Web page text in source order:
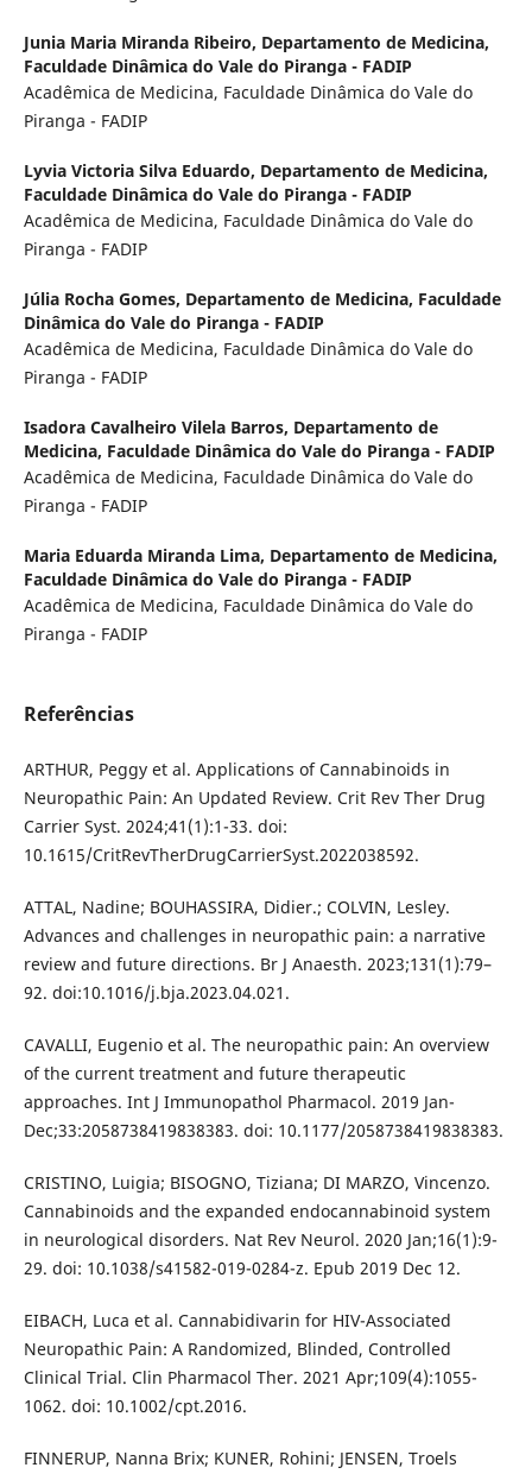
Junia Maria Miranda Ribeiro, Departamento de Medicina,
Faculdade Dinâmica do Vale do Piranga - FADIP
Acadêmica de Medicina, Faculdade Dinâmica do Vale do
Piranga - FADIP
Lyvia Victoria Silva Eduardo, Departamento de Medicina,
Faculdade Dinâmica do Vale do Piranga - FADIP
Acadêmica de Medicina, Faculdade Dinâmica do Vale do
Piranga - FADIP
Júlia Rocha Gomes, Departamento de Medicina, Faculdade
Dinâmica do Vale do Piranga - FADIP
Acadêmica de Medicina, Faculdade Dinâmica do Vale do
Piranga - FADIP
Isadora Cavalheiro Vilela Barros, Departamento de
Medicina, Faculdade Dinâmica do Vale do Piranga - FADIP
Acadêmica de Medicina, Faculdade Dinâmica do Vale do
Piranga - FADIP
Maria Eduarda Miranda Lima, Departamento de Medicina,
Faculdade Dinâmica do Vale do Piranga - FADIP
Acadêmica de Medicina, Faculdade Dinâmica do Vale do
Piranga - FADIP
Referências
ARTHUR, Peggy et al. Applications of Cannabinoids in
Neuropathic Pain: An Updated Review. Crit Rev Ther Drug
Carrier Syst. 2024;41(1):1-33. doi:
10.1615/CritRevTherDrugCarrierSyst.2022038592.
ATTAL, Nadine; BOUHASSIRA, Didier.; COLVIN, Lesley.
Advances and challenges in neuropathic pain: a narrative
review and future directions. Br J Anaesth. 2023;131(1):79–
92. doi:10.1016/j.bja.2023.04.021.
CAVALLI, Eugenio et al. The neuropathic pain: An overview
of the current treatment and future therapeutic
approaches. Int J Immunopathol Pharmacol. 2019 Jan-
Dec;33:2058738419838383. doi: 10.1177/2058738419838383.
CRISTINO, Luigia; BISOGNO, Tiziana; DI MARZO, Vincenzo.
Cannabinoids and the expanded endocannabinoid system
in neurological disorders. Nat Rev Neurol. 2020 Jan;16(1):9-
29. doi: 10.1038/s41582-019-0284-z. Epub 2019 Dec 12.
EIBACH, Luca et al. Cannabidivarin for HIV-Associated
Neuropathic Pain: A Randomized, Blinded, Controlled
Clinical Trial. Clin Pharmacol Ther. 2021 Apr;109(4):1055-
1062. doi: 10.1002/cpt.2016.
FINNERUP, Nanna Brix; KUNER, Rohini; JENSEN, Troels